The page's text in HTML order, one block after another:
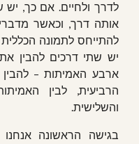
לדרך ולחיים. אם כך, יש
אותה דרך, וכאשר
להתייחס לתמונה
יש שתי דרכים להבין
ארבע האמיתות –
הרביעית, לבין
והשלישית.
בגישה הראשונה